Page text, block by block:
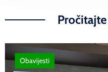
Obavijesti